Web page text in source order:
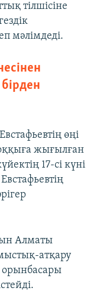
тілшісіне
мәлімдеді.
өңі
жығылған
17-сі күні
Алматы
атқару
орынбасары